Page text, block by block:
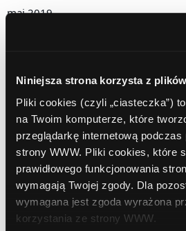
Niniejsza strona korzysta z
Pliki cookies (czyli „ciasteczka”)
na Twoim komputerze, które
przeglądarkę internetową
strony WWW. Pliki cookies, które
prawidłowego funkcjonowania
wymagają Twojej zgody. Dla
wymagana jest zgoda wyrażona
korzystania ze strony WWW.
maj 2019
październik 2018
wrzesień 2018
sierpień 2018
lipiec 2018